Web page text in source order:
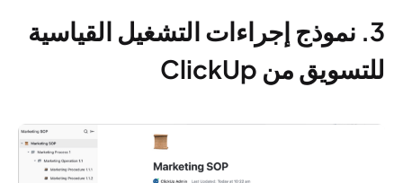
3. نموذج إجراءات التشغيل القياسية
للتسويق من ClickUp